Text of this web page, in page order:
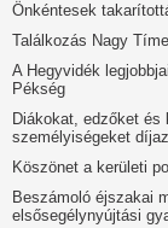
Önkéntesek
Találkozás Nagy
A Hegyvidék
Pékség
Diákokat, edzőket és
személyiségeket
Köszönet a kerületi
Beszámoló éjszakai
elsősegélynyújtási